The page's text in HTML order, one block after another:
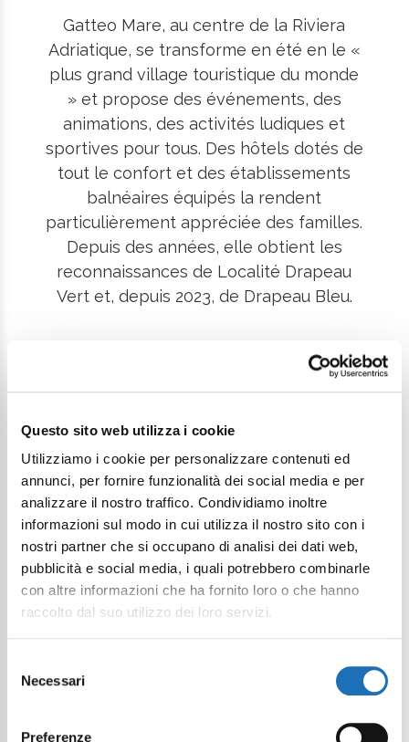
Questo sito web utilizza i cookie
Utilizziamo i cookie per personalizzare contenuti ed
annunci, per fornire funzionalità dei social media e per
analizzare il nostro traffico. Condividiamo inoltre
informazioni sul modo in cui utilizza il nostro sito con i
nostri partner che si occupano di analisi dei dati web,
pubblicità e social media, i quali potrebbero combinarle
con altre informazioni che ha fornito loro o che hanno
raccolto dal suo utilizzo dei loro servizi.
delNecessari
Preferenze
Gatteo Mare, au centre de la Riviera
Adriatique, se transforme en été en le «
plus grand village touristique du monde
» et propose des événements, des
animations, des activités ludiques et
sportives pour tous. Des hôtels dotés de
tout le confort et des établissements
balnéaires équipés la rendent
particulièrement appréciée des familles.
Depuis des années, elle obtient les
reconnaissances de Localité Drapeau
Vert et, depuis 2023, de Drapeau Bleu.
Gatteo Mare en été est une
véritable salle de sport en plein
air : sports de plage et
bateau ou à vélo, tournois de
beach-volley, détente et
aquagym avec une équipe
d'animation infatigable. Pour les
de participer au cours innovant
l'Association Delphinos